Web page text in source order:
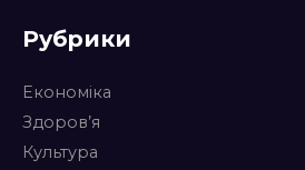
Рубрики
Економіка
Здоров’я
Культура